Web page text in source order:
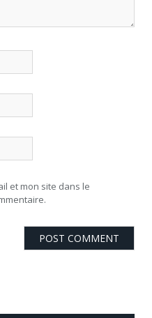
et mon site dans le